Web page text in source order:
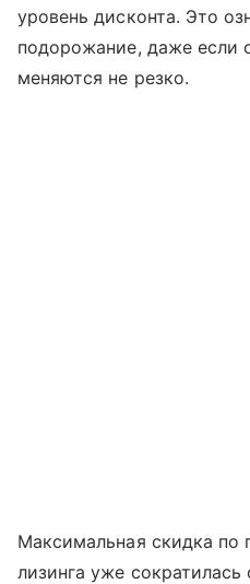
уровень дисконта. Это
подорожание, даже если
меняются не резко.
Максимальная скидка по
лизинга уже